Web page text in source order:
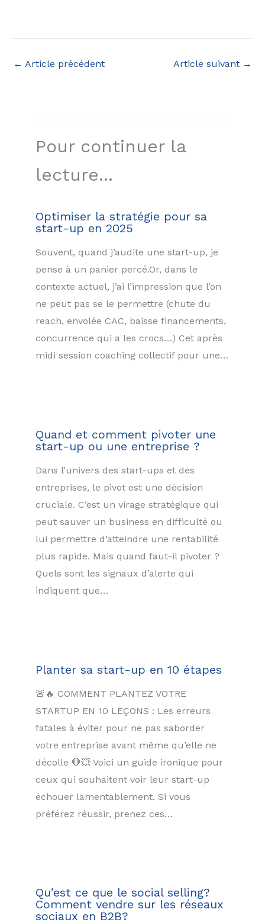
← Article précédent Article suivant →
Pour continuer la
lecture...
Optimiser la stratégie pour sa
start-up en 2025
Souvent, quand j’audite une start-up, je
pense à un panier percé.Or, dans le
contexte actuel, j’ai l’impression que l’on
ne peut pas se le permettre (chute du
reach, envolée CAC, baisse financements,
concurrence qui a les crocs…) Cet après
midi session coaching collectif pour une…
Quand et comment pivoter une
start-up ou une entreprise ?
Dans l’univers des start-ups et des
entreprises, le pivot est une décision
cruciale. C’est un virage stratégique qui
peut sauver un business en difficulté ou
lui permettre d’atteindre une rentabilité
plus rapide. Mais quand faut-il pivoter ?
Quels sont les signaux d’alerte qui
indiquent que…
Planter sa start-up en 10 étapes
🚨🔥 COMMENT PLANTEZ VOTRE
STARTUP EN 10 LEÇONS : Les erreurs
fatales à éviter pour ne pas saborder
votre entreprise avant même qu’elle ne
décolle 🛑💥 Voici un guide ironique pour
ceux qui souhaitent voir leur start-up
échouer lamentablement. Si vous
préférez réussir, prenez ces…
Qu’est ce que le social selling?
Comment vendre sur les réseaux
sociaux en B2B?